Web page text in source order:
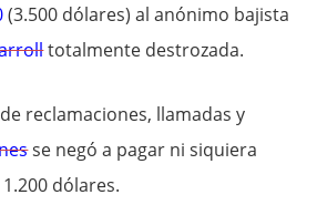
(3.500 dólares) al anónimo bajista
totalmente destrozada.
reclamaciones, llamadas y
se negó a pagar ni siquiera
dólares.